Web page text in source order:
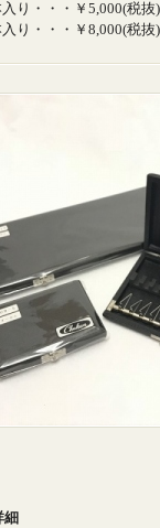
入り・・・￥5,000(税抜)
入り・・・￥8,000(税抜)
細